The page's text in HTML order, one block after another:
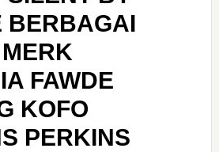
BERBAGAI
FAWDE
KOFO
PERKINS